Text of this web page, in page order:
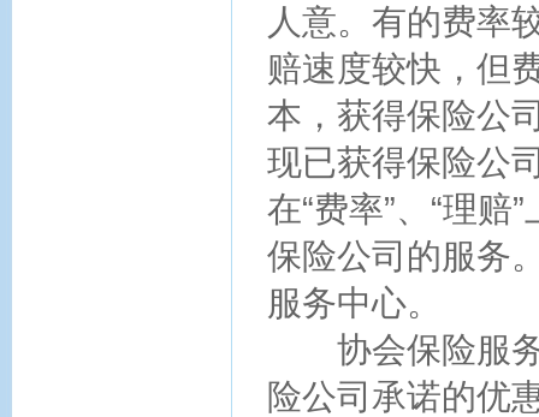
人意。有的费率
赔速度较快，但
本，获得保险公
现已获得保险公
在“费率”、“理赔
保险公司的服务
服务中心。
协会保险服务
险公司承诺的优